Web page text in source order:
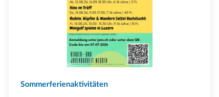
Sommerferienaktivitäten